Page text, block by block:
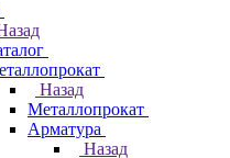
Назад
Металлопрокат
Арматура
Назад